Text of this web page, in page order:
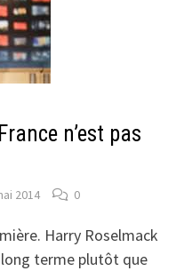
n’est pas
2014 0
Harry Roselmack
terme plutôt que